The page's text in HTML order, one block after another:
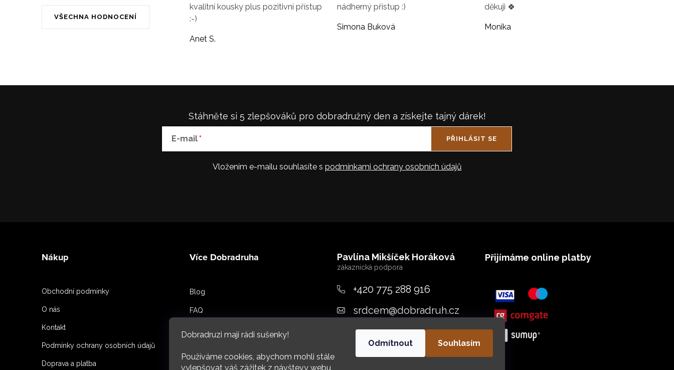
Dobradruzi mají rádi sušenky!
Používáme cookies, abychom mohli stále
vylepšovat váš zážitek z návštevy webu
Odmítnout Souhlasím
VŠECHNA HODNOCENÍ
kvalitní kousky plus pozitivní přístup
:-)
Anet S.
nádherný přístup :)
Simona Buková
děkuji 🍀
Monika
Stáhněte si 5 zlepšováků pro dobradružný den a získejte tajný dárek!
E-mail
Vložením e-mailu souhlasíte s podmínkami ochrany osobních údajů
PŘIHLÁSIT SE
Nákup
Obchodní podmínky
O nás
Kontakt
Podmínky ochrany osobních údajů
Doprava a platba
Více Dobradruha
Blog
FAQ
O nás
Pavlína Mikšíček Horáková
+420 775 288 916
srdcem@dobradruh.cz
Přijímáme online platby